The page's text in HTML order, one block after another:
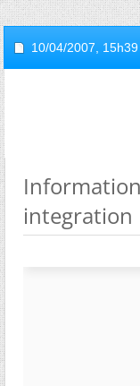
10/04/2007, 15h39
integration